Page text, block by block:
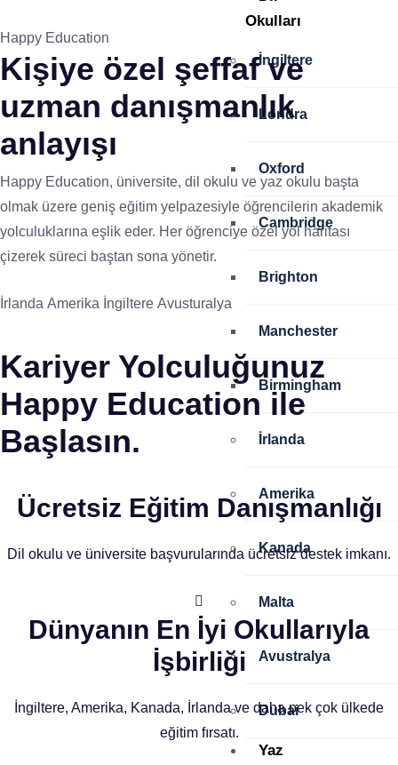
Okulları
İngiltere
Londra
Oxford
Cambridge
Brighton
Manchester
Birmingham
İrlanda
Amerika
Kanada
Malta
Avustralya
Dubai
Yaz
Happy Education
Kişiye özel şeffaf ve
uzman danışmanlık
anlayışı
Happy Education, üniversite, dil okulu ve yaz okulu başta
olmak üzere geniş eğitim yelpazesiyle öğrencilerin akademik
yolculuklarına eşlik eder. Her öğrenciye özel yol haritası
çizerek süreci baştan sona yönetir.
İrlanda Amerika İngiltere Avusturalya
Kariyer Yolculuğunuz
Happy Education ile
Başlasın.
Ücretsiz Eğitim Danışmanlığı
Dil okulu ve üniversite başvurularında ücretsiz destek imkanı.
Dünyanın En İyi Okullarıyla
İşbirliği
İngiltere, Amerika, Kanada, İrlanda ve daha pek çok ülkede
eğitim fırsatı.